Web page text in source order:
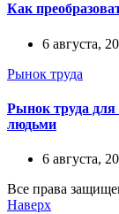
Как
6 августа,
Рынок труда
Рынок труда для
людьми
6 августа,
Все права
Наверх